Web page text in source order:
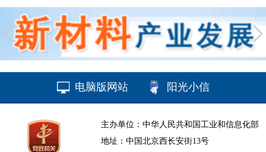
电脑版网站 阳光小信
主办单位：中华人民共和国工业和信息化部
地址：中国北京西长安街13号